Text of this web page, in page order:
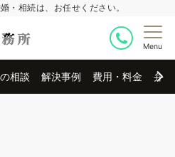
・相続は、お任せください。
Menu
相談 解決事例 費用・料金 弁